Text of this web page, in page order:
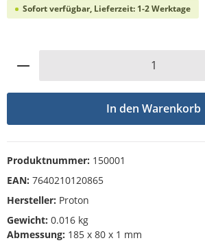
Sofort verfügbar, Lieferzeit: 1-2 Werktage
Produkt Anzahl: Gib den
In den Warenkorb
Produktnummer: 150001
EAN: 7640210120865
Hersteller: Proton
Gewicht: 0.016 kg
Abmessung: 185 x 80 x 1 mm